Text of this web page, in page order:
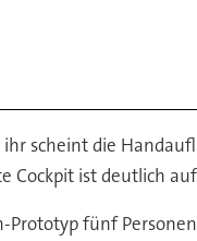
scheint die
Cockpit ist deutlich
fünf